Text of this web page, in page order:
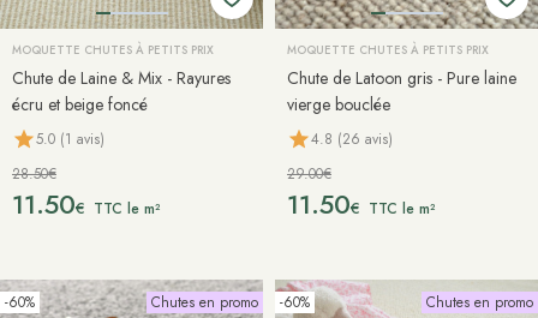
MOQUETTE CHUTES À PETITS PRIX
Chute de Laine & Mix - Rayures
écru et beige foncé
5.0 (1 avis)
28.50€
11.50€ TTC le m²
MOQUETTE CHUTES À PETITS PRIX
Chute de Latoon gris - Pure laine
vierge bouclée
4.8 (26 avis)
29.00€
11.50€ TTC le m²
-60% Chutes en promo -60% Chutes en promo